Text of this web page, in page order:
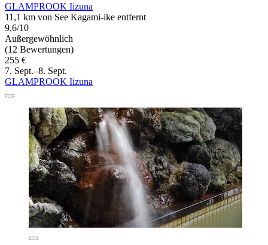
GLAMPROOK Iizuna
11,1 km von See Kagami-ike entfernt
9,6/10
Außergewöhnlich
(12 Bewertungen)
255 €
7. Sept.–8. Sept.
GLAMPROOK Iizuna